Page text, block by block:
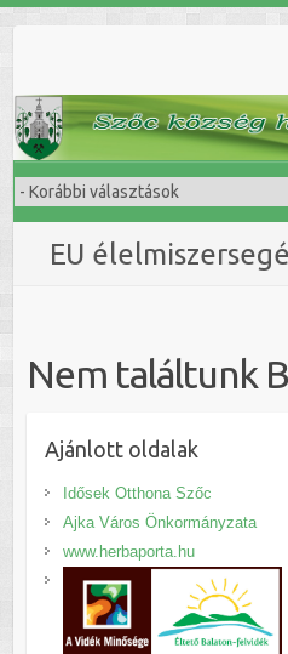
EU
Nem találtunk
Ajánlott oldalak
Idősek Otthona Szőc
Ajka Város Önkormányzata
www.herbaporta.hu